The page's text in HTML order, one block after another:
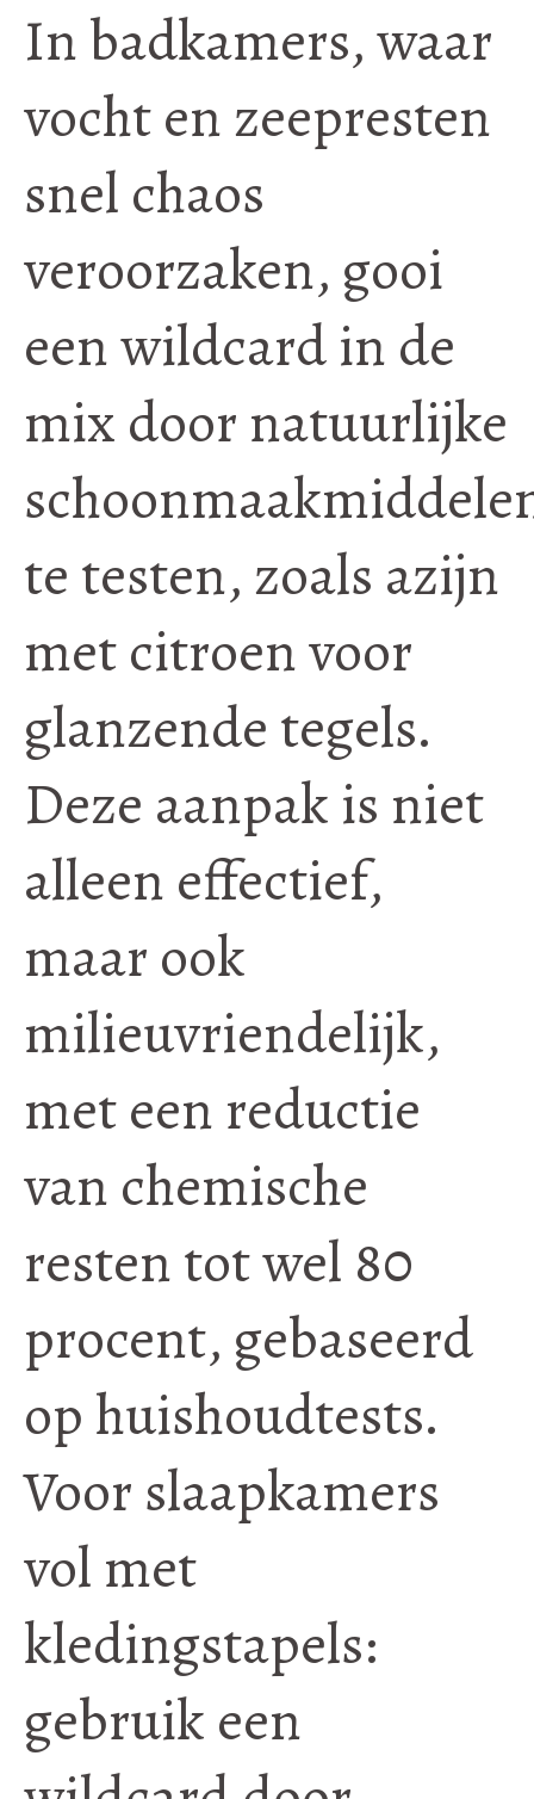
In badkamers, waar
vocht en zeepresten
snel chaos
veroorzaken, gooi
een wildcard in de
mix door natuurlijke
te testen, zoals azijn
met citroen voor
glanzende tegels.
Deze aanpak is niet
alleen effectief,
maar ook
milieuvriendelijk,
met een reductie
van chemische
resten tot wel 80
procent, gebaseerd
op huishoudtests.
Voor slaapkamers
vol met
kledingstapels:
gebruik een